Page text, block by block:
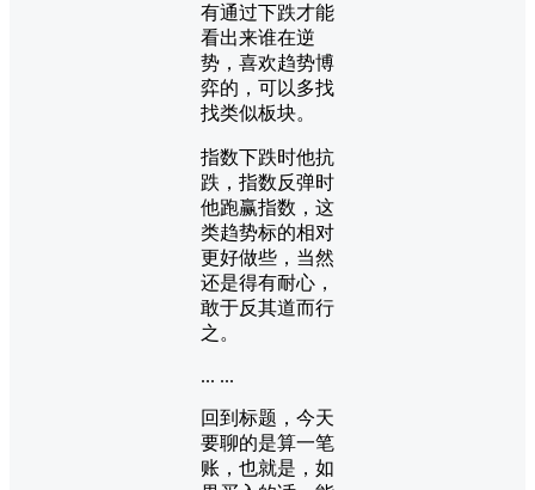
有通过下跌才能
看出来谁在逆
势，喜欢趋势博
弈的，可以多找
找类似板块。
指数下跌时他抗
跌，指数反弹时
他跑赢指数，这
类趋势标的相对
更好做些，当然
还是得有耐心，
敢于反其道而行
之。
... ...
回到标题，今天
要聊的是算一笔
账，也就是，如